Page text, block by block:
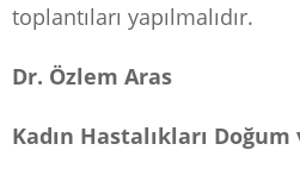
toplantıları yapılmalıdır.
Dr. Özlem Aras
Kadın Hastalıkları